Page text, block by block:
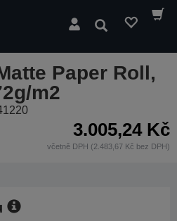
Hledat
Paper Roll,
m2
3.005,24 Kč
včetně DPH (2.483,67 Kč bez DPH)